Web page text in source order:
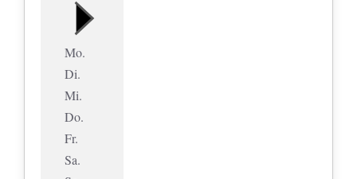
Mo.
Di.
Mi.
Do.
Fr.
Sa.